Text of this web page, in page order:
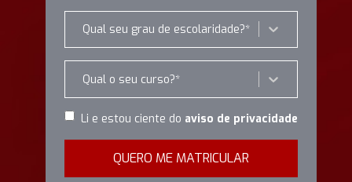
Qual seu grau de escolaridade?*
Qual o seu curso?*
Li e estou ciente do aviso de privacidade
QUERO ME MATRICULAR